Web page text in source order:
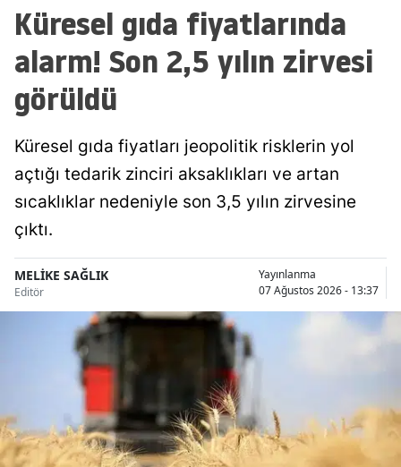
Kocaeli
Konya
Kahramanmaraş
Muğla
Muş
Ordu
Rize
Küresel gıda fiyatlarında
alarm! Son 2,5 yılın zirvesi
görüldü
Küresel gıda fiyatları jeopolitik risklerin yol
açtığı tedarik zinciri aksaklıkları ve artan
sıcaklıklar nedeniyle son 3,5 yılın zirvesine
çıktı.
MELİKE SAĞLIK
Editör
Yayınlanma
07 Ağustos 2026 - 13:37